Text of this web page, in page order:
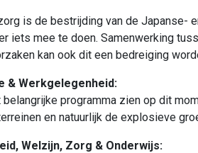
is de bestrijding van de Japanse-
iets mee te doen. Samenwerking
kan ook dit een bedreiging
& Werkgelegenheid:
belangrijke programma zien op dit
en natuurlijk de explosieve
Welzijn, Zorg & Onderwijs: